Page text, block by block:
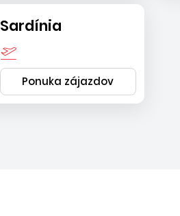
Sardínia
Ponuka zájazdov